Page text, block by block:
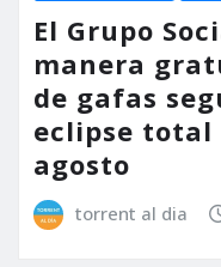
El Grupo
manera
de gafas
eclipse total
agosto
torrent al dia